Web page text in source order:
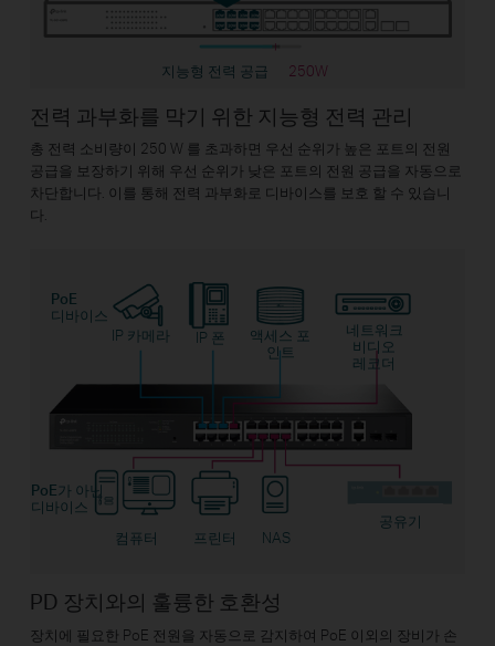
지능형 전력 공급 250W
전력 과부화를 막기 위한 지능형 전력 관리
총 전력 소비량이 250 W 를 초과하면 우선 순위가 높은 포트의 전원
공급을 보장하기 위해 우선 순위가 낮은 포트의 전원 공급을 자동으로
차단합니다. 이를 통해 전력 과부화로 디바이스를 보호 할 수 있습니
다.
PoE
디바이스
PoE가 아닌
디바이스
IP 카메라 IP 폰
액세스 포
인트
네트워크
비디오
레코더
컴퓨터 프린터 NAS
공유기
PD 장치와의 훌륭한 호환성
장치에 필요한 PoE 전원을 자동으로 감지하여 PoE 이외의 장비가 손